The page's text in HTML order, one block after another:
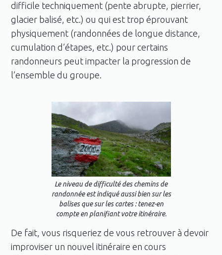
difficile techniquement (pente abrupte, pierrier,
glacier balisé, etc.) ou qui est trop éprouvant
physiquement (randonnées de longue distance,
cumulation d’étapes, etc.) pour certains
randonneurs peut impacter la progression de
l’ensemble du groupe.
Le niveau de difficulté des chemins de
randonnée est indiqué aussi bien sur les
balises que sur les cartes : tenez-en
compte en planifiant votre itinéraire.
De fait, vous risqueriez de vous retrouver à devoir
improviser un nouvel itinéraire en cours